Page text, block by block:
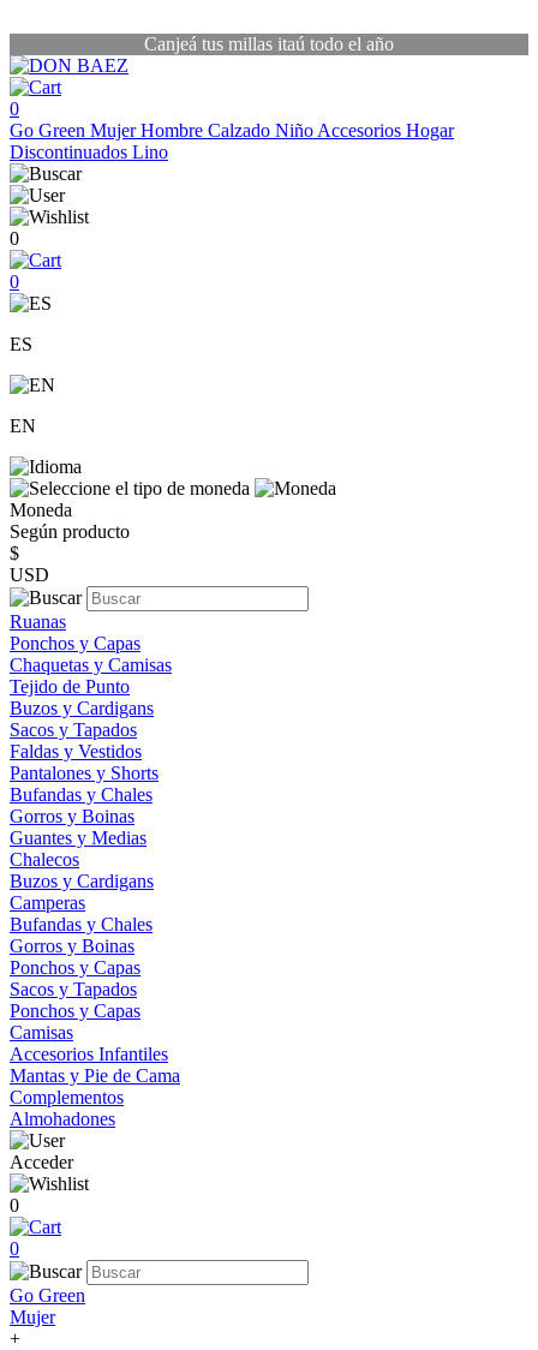
Canjeá tus millas itaú todo el año
0
Go Green MujerHombre Calzado Niño Accesorios Hogar
Discontinuados Lino
0
0
ES
EN
Moneda
Según producto
$
USD
Ruanas
Ponchos y Capas
Chaquetas y Camisas
Tejido de Punto
Buzos y Cardigans
Sacos y Tapados
Faldas y Vestidos
Pantalones y Shorts
Bufandas y Chales
Gorros y Boinas
Guantes y Medias
Chalecos
Buzos y Cardigans
Camperas
Bufandas y Chales
Gorros y Boinas
Ponchos y Capas
Sacos y Tapados
Ponchos y Capas
Camisas
Accesorios Infantiles
Mantas y Pie de Cama
Complementos
Almohadones
Acceder
0
0
Go Green
Mujer
+